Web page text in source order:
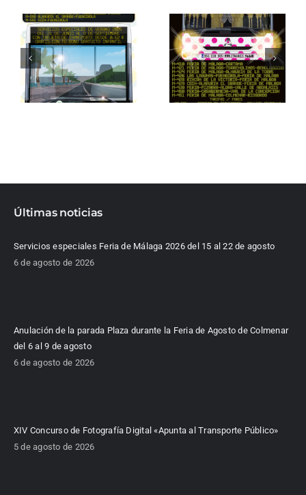
Últimas noticias
Servicios especiales Feria de Málaga 2026 del 15 al 22 de agosto
6 de agosto de 2026
Anulación de la parada Plaza durante la Feria de Agosto de Colmenar
del 6 al 9 de agosto
6 de agosto de 2026
XIV Concurso de Fotografía Digital «Apunta al Transporte Público»
5 de agosto de 2026